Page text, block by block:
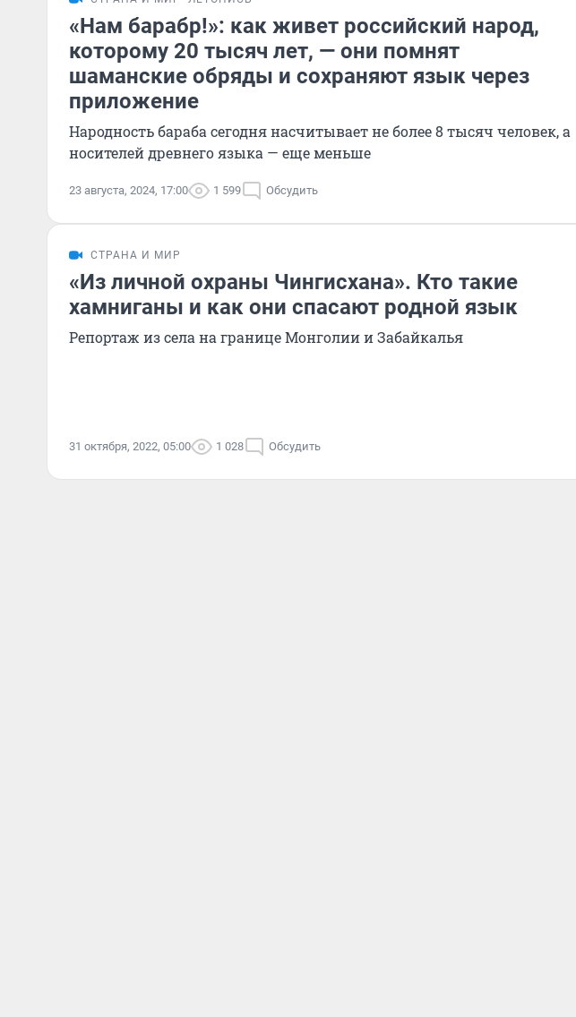
«Нам барабр!»: как живет российский народ,
которому 20 тысяч лет, — они помнят
шаманские обряды и сохраняют язык через
приложение
Народность бараба сегодня насчитывает не более 8 тысяч человек, а
носителей древнего языка — еще меньше
23 августа, 2024, 17:00 1 599 Обсудить
СТРАНА И МИР
«Из личной охраны Чингисхана». Кто такие
хамниганы и как они спасают родной язык
Репортаж из села на границе Монголии и Забайкалья
31 октября, 2022, 05:00 1 028 Обсудить